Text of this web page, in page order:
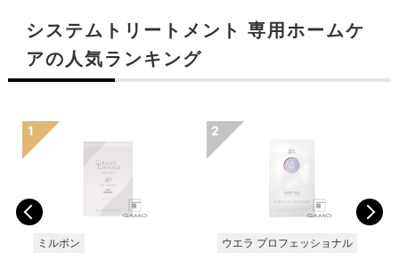
システムトリートメント 専用ホームケ
アの人気ランキング
ミルボン ウエラ プロフェッショナル